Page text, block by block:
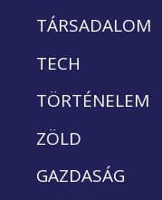
TÁRSADALOM
TECH
TÖRTÉNELEM
ZÖLD
GAZDASÁG